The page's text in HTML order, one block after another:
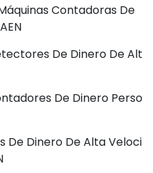
Contadoras De
De Dinero De Alt
De Dinero Perso
De Dinero De Alta Veloci